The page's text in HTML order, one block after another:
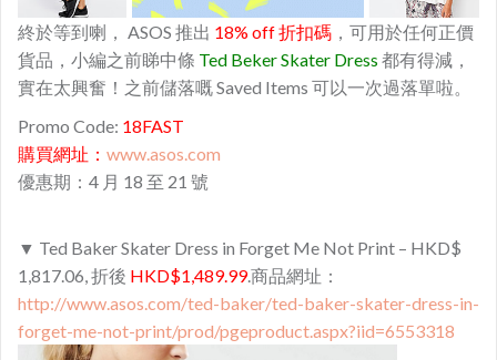
終於等到喇， ASOS 推出 18% off 折扣碼 ，可用於任何正價
貨品，小編之前睇中條 Ted Beker Skater Dress 都有得減，
實在太興奮！之前儲落嘅 Saved Items 可以一次過落單啦。
Promo Code: 18FAST
購買網址： www.asos.com
優惠期：4 月 18 至 21 號
▼ Ted Baker Skater Dress in Forget Me Not Print – HKD$
1,817.06, 折後 HKD$1,489.99.商品網址：
http://www.asos.com/ted-baker/ted-baker-skater-dress-in-
forget-me-not-print/prod/pgeproduct.aspx?iid=6553318​